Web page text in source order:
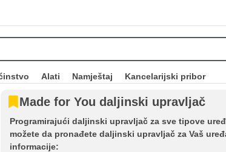
Alati Namještaj Kancelarijski pribor
Made for You daljinski upravljač
Programirajući daljinski upravljač za sve tipove
možete da pronađete daljinski upravljač za Vaš
informacije: